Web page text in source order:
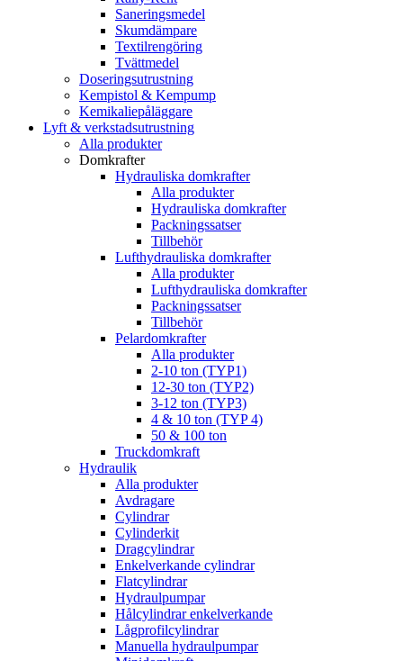
Saneringsmedel
Skumdämpare
Textilrengöring
Tvättmedel
Doseringsutrustning
Kempistol & Kempump
Kemikaliepåläggare
Lyft & verkstadsutrustning
Alla produkter
Domkrafter
Hydrauliska domkrafter
Alla produkter
Hydrauliska domkrafter
Packningssatser
Tillbehör
Lufthydrauliska domkrafter
Alla produkter
Lufthydrauliska domkrafter
Packningssatser
Tillbehör
Pelardomkrafter
Alla produkter
2-10 ton (TYP1)
12-30 ton (TYP2)
3-12 ton (TYP3)
4 & 10 ton (TYP 4)
50 & 100 ton
Truckdomkraft
Hydraulik
Alla produkter
Avdragare
Cylindrar
Cylinderkit
Dragcylindrar
Enkelverkande cylindrar
Flatcylindrar
Hydraulpumpar
Hålcylindrar enkelverkande
Lågprofilcylindrar
Manuella hydraulpumpar